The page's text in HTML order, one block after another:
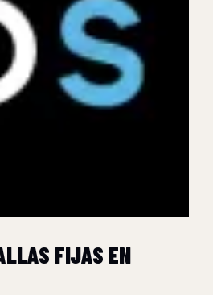
FIJAS EN